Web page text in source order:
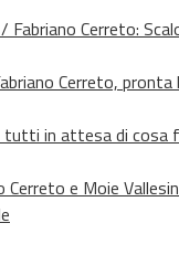
Fabriano Cerreto:
Cerreto,
in attesa di cosa
Cerreto e Moie